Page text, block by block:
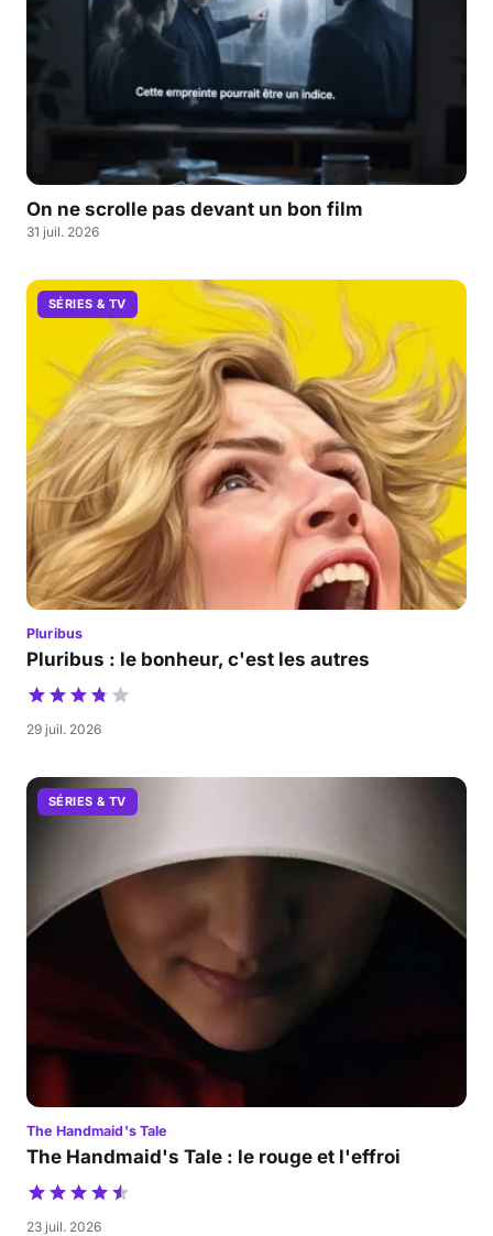
On ne scrolle pas devant un bon film
31 juil. 2026
SÉRIES & TV
Pluribus
Pluribus : le bonheur, c'est les autres
29 juil. 2026
SÉRIES & TV
The Handmaid's Tale
The Handmaid's Tale : le rouge et l'effroi
23 juil. 2026